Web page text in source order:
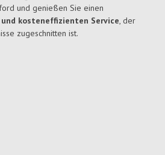
und genießen Sie einen
kosteneffizienten Service, der
zugeschnitten ist.